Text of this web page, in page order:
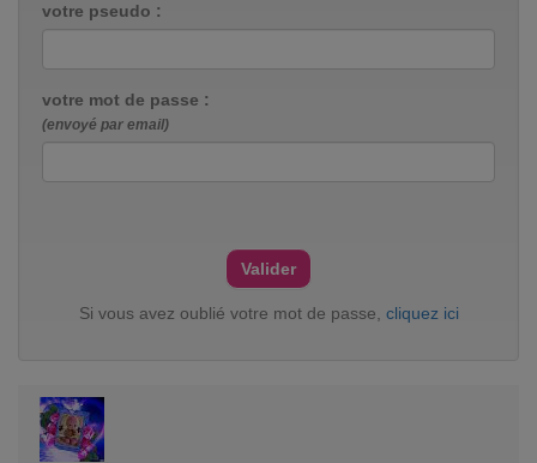
votre pseudo :
votre mot de passe :
(envoyé par email)
Si vous avez oublié votre mot de passe, cliquez ici